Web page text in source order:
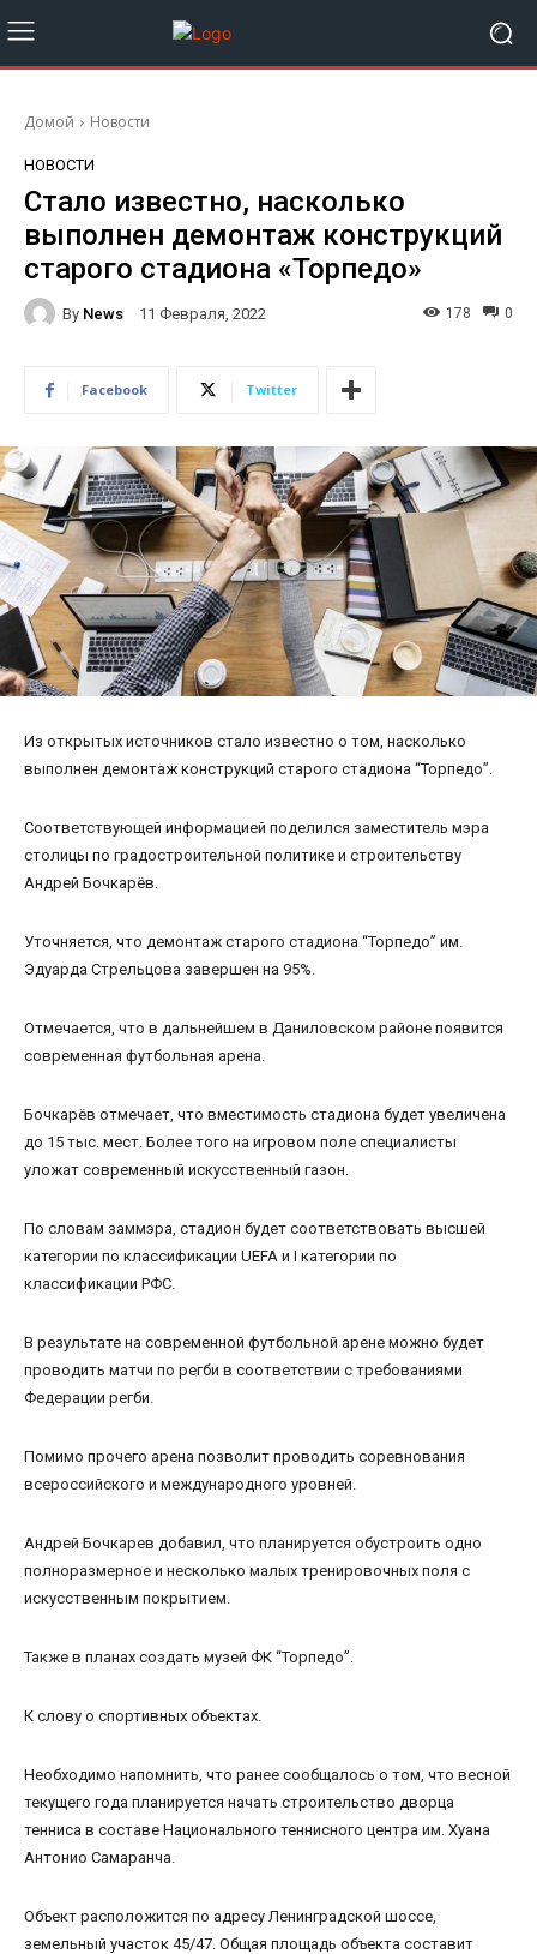
Домой Новости
НОВОСТИ
Стало известно, насколько
выполнен демонтаж конструкций
старого стадиона «Торпедо»
By News 11 Февраля, 2022 0
178
Facebook Twitter
Из открытых источников стало известно о том, насколько
выполнен демонтаж конструкций старого стадиона “Торпедо”.
Соответствующей информацией поделился заместитель мэра
столицы по градостроительной политике и строительству
Андрей Бочкарёв.
Уточняется, что демонтаж старого стадиона “Торпедо” им.
Эдуарда Стрельцова завершен на 95%.
Отмечается, что в дальнейшем в Даниловском районе появится
современная футбольная арена.
Бочкарёв отмечает, что вместимость стадиона будет увеличена
до 15 тыс. мест. Более того на игровом поле специалисты
уложат современный искусственный газон.
По словам заммэра, стадион будет соответствовать высшей
категории по классификации UEFA и I категории по
классификации РФС.
В результате на современной футбольной арене можно будет
проводить матчи по регби в соответствии с требованиями
Федерации регби.
Помимо прочего арена позволит проводить соревнования
всероссийского и международного уровней.
Андрей Бочкарев добавил, что планируется обустроить одно
полноразмерное и несколько малых тренировочных поля с
искусственным покрытием.
Также в планах создать музей ФК “Торпедо”.
К слову о спортивных объектах.
Необходимо напомнить, что ранее сообщалось о том, что весной
текущего года планируется начать строительство дворца
тенниса в составе Национального теннисного центра им. Хуана
Антонио Самаранча.
Объект расположится по адресу Ленинградской шоссе,
земельный участок 45/47. Общая площадь объекта составит